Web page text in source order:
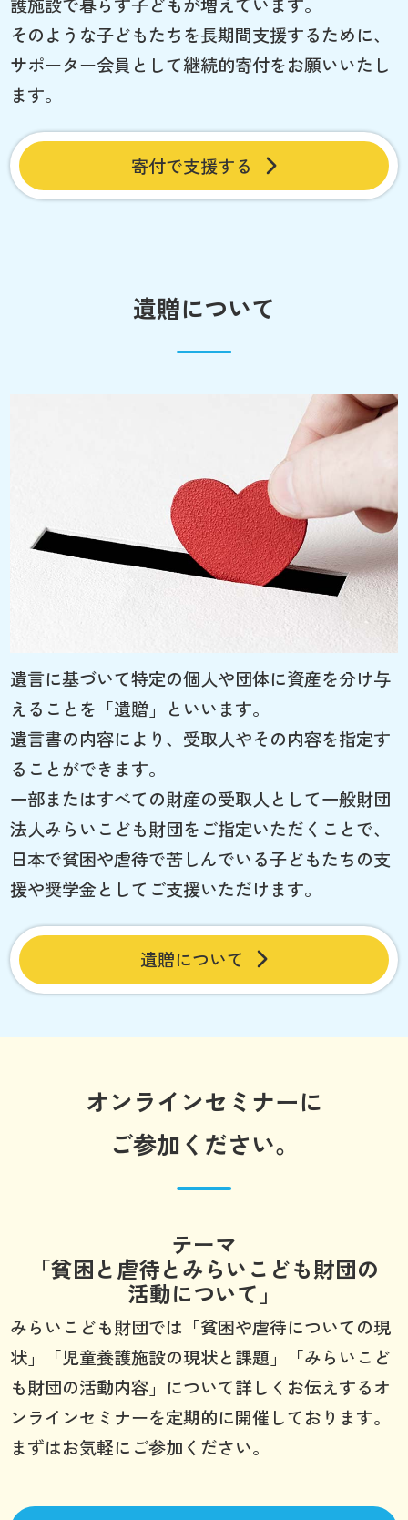
そのような子どもたちを長期間支援するために、
サポーター会員として継続的寄付をお願いいたし
ます。
寄付で支援する
遺贈について
遺言に基づいて特定の個人や団体に資産を分け与
えることを「遺贈」といいます。
遺言書の内容により、受取人やその内容を指定す
ることができます。
一部またはすべての財産の受取人として一般財団
法人みらいこども財団をご指定いただくことで、
日本で貧困や虐待で苦しんでいる子どもたちの支
援や奨学金としてご支援いただけます。
遺贈について
オンラインセミナーに
ご参加ください。
テーマ
「貧困と虐待とみらいこども財団の
活動について」
みらいこども財団では「貧困や虐待についての現
状」「児童養護施設の現状と課題」「みらいこど
も財団の活動内容」について詳しくお伝えするオ
ンラインセミナーを定期的に開催しております。
まずはお気軽にご参加ください。